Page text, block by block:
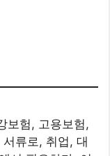
보험, 고용보험,
류로, 취업, 대